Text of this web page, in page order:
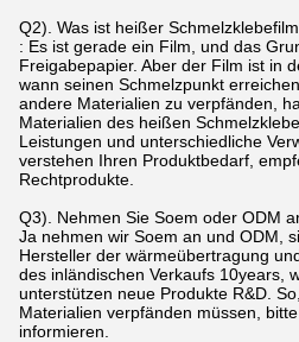
Q2). Was ist heißer
: Es ist gerade ein Film, und das
Freigabepapier. Aber der Film ist in
wann seinen Schmelzpunkt
andere Materialien zu verpfänden,
Materialien des heißen
Leistungen und unterschiedliche
verstehen Ihren Produktbedarf,
Rechtprodukte.
Q3). Nehmen Sie Soem oder ODM
Ja nehmen wir Soem an und ODM,
Hersteller der wärmeübertragung
des inländischen Verkaufs 10years,
unterstützen neue Produkte R&D.
Materialien verpfänden müssen,
informieren.